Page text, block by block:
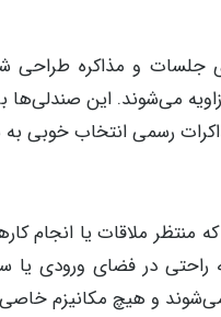
جلسات و مذاکره طراحی
زاویه می‌شوند. این
رسمی انتخاب خوبی به
منتظر ملاقات یا انجام
در فضای ورودی یا
و هیچ مکانیزم خاصی